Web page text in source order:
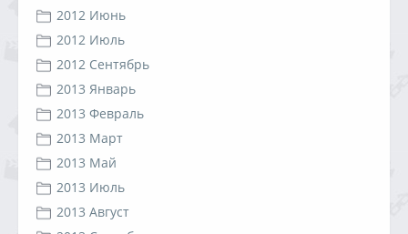
2012 Июнь
2012 Июль
2012 Сентябрь
2013 Январь
2013 Февраль
2013 Март
2013 Май
2013 Июль
2013 Август